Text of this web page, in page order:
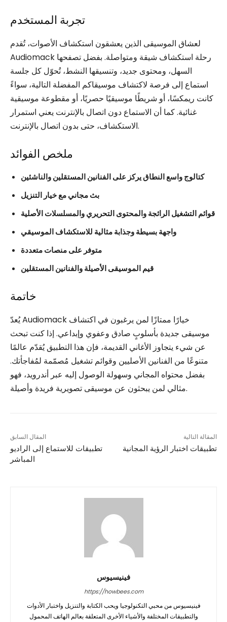
تجربة المستخدم
لعشاق الموسيقى الذين يعشقون استكشاف الأصوات، تُقدم
Audiomack رحلة استكشاف شيقة ومتواصلة. بفضل تصفحها
السهل، ومحتوى جديد، وتنسيقها النشط، تُحوّل كل جلسة
استماع إلى فرصة لاكتشاف موسيقاكم المفضلة التالية، سواءً
كانت ريمكسًا، أو شريطًا موسيقيًا حصريًا، أو مقطوعة موسيقية
غنائية. كما أن الاستماع دون اتصال بالإنترنت يعني استمرار
الاستكشاف، حتى بدون اتصال بالإنترنت.
ملخص الفوائد
كتالوج واسع النطاق يركز على الفنانين المستقلين والناشئين
بث مجاني مع خيار التنزيل
قوائم التشغيل الرائجة والمحتوى التحريري والمسلسلات الأصلية
واجهة بسيطة وجذابة مثالية للاستكشاف الموسيقي
متوفر على منصات متعددة
قيم الموسيقى الأصيلة والفنانين المستقلين
خاتمة
يُعدّ Audiomack خيارًا ممتازًا لمن يرغبون في اكتشاف
موسيقى جديدة بأسلوبٍ صادق وعفوي وإبداعي. إذا كنت تبحث
عن شيء يتجاوز الأغاني القديمة، فإن هذا التطبيق يُقدّم عالمًا
متنوعًا من الفنانين الأصليين وقوائم تشغيل مُصمّمة لمُفاجأتك.
بفضل محتواه المجاني وسهولة الوصول إليه عبر أندرويد، فهو
مثالي لمن يبحثون عن موسيقى تصويرية فريدة وأصيلة.
المقال السابق
تطبيقات للاستماع إلى الراديو
المباشر
المقالة التالية
تطبيقات اختبار الرؤية المجانية
فينيسيوس
https://howbees.com
فينيسيوس من محبي التكنولوجيا ويحب الكتابة والتنزيل واختبار الأدوات
والتطبيقات المختلفة والأشياء الأخرى المتعلقة بعالم الهاتف المحمول